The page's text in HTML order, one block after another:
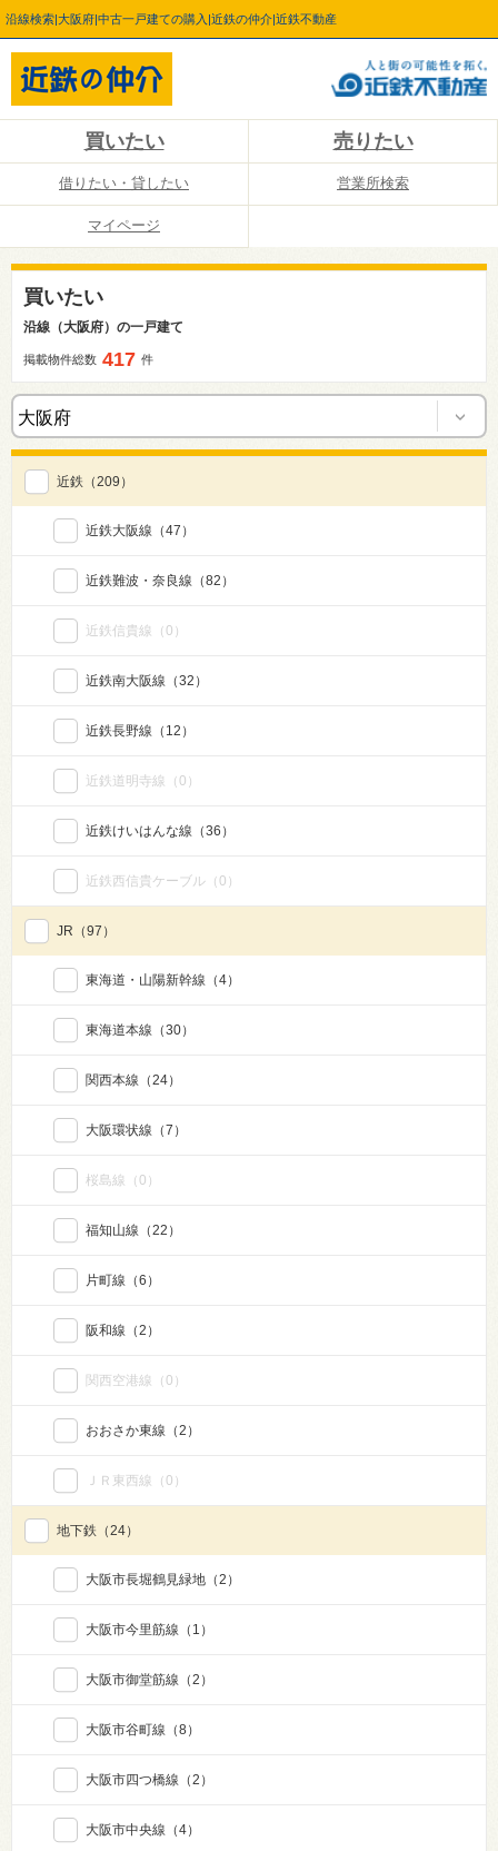
沿線検索|大阪府|中古一戸建ての購入|近鉄の仲介|近鉄不動産
買いたい 売りたい
借りたい・貸したい 営業所検索
マイページ
買いたい
沿線（大阪府）の一戸建て
掲載物件総数 417 件
近鉄 （209）
近鉄大阪線 （47）
近鉄難波・奈良線 （82）
近鉄信貴線 （0）
近鉄南大阪線 （32）
近鉄長野線 （12）
近鉄道明寺線 （0）
近鉄けいはんな線 （36）
近鉄西信貴ケーブル （0）
JR （97）
東海道・山陽新幹線 （4）
東海道本線 （30）
関西本線 （24）
大阪環状線 （7）
桜島線 （0）
福知山線 （22）
片町線 （6）
阪和線 （2）
関西空港線 （0）
おおさか東線 （2）
ＪＲ東西線 （0）
地下鉄 （24）
大阪市長堀鶴見緑地 （2）
大阪市今里筋線 （1）
大阪市御堂筋線 （2）
大阪市谷町線 （8）
大阪市四つ橋線 （2）
大阪市中央線 （4）